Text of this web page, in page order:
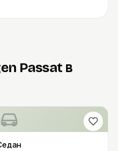
Passat в